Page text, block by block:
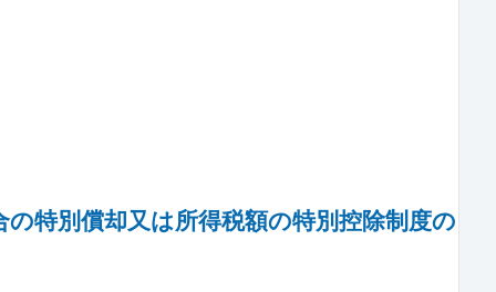
特別償却又は所得税額の特別控除制度の